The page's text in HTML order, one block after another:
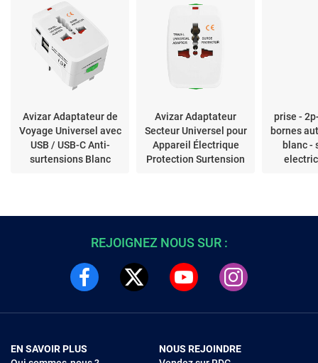
interpostes
Avizar Adaptateur de
Voyage Universel avec
USB / USB-C Anti-
surtensions Blanc
Avizar Adaptateur
Secteur Universel pour
Appareil Électrique
Protection Surtension
prise -
bornes
blanc -
REJOIGNEZ NOUS SUR :
EN SAVOIR PLUS
NOUS REJOINDRE